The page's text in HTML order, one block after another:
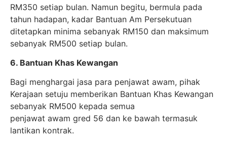
RM350 setiap bulan. Namun begitu, bermula pada
tahun hadapan, kadar Bantuan Am Persekutuan
ditetapkan minima sebanyak RM150 dan maksimum
sebanyak RM500 setiap bulan.
6. Bantuan Khas Kewangan
Bagi menghargai jasa para penjawat awam, pihak
Kerajaan setuju memberikan Bantuan Khas Kewangan
sebanyak RM500 kepada semua
penjawat awam gred 56 dan ke bawah termasuk
lantikan kontrak.